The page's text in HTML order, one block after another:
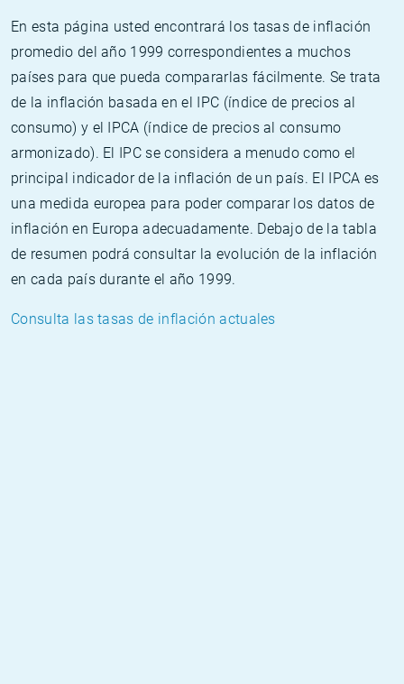
En esta página usted encontrará los tasas de inflación
promedio del año 1999 correspondientes a muchos
países para que pueda compararlas fácilmente. Se trata
de la inflación basada en el IPC (índice de precios al
consumo) y el IPCA (índice de precios al consumo
armonizado). El IPC se considera a menudo como el
principal indicador de la inflación de un país. El IPCA es
una medida europea para poder comparar los datos de
inflación en Europa adecuadamente. Debajo de la tabla
de resumen podrá consultar la evolución de la inflación
en cada país durante el año 1999.
Consulta las tasas de inflación actuales